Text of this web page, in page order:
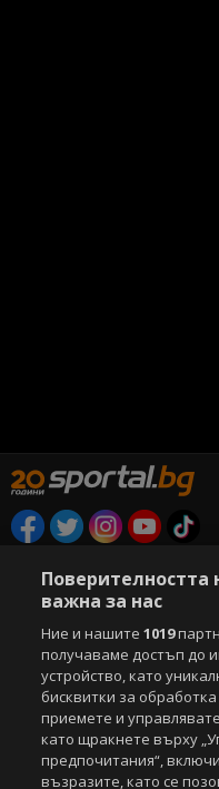
Този уебсайт е собственост на
За нас За рекламa
Етични правила на НСС
Управление на предпочитания
Съдържанието на този уеб
под закрила на Закона за
Всички статии, репортажи,
видео материали,
важна за нас
Ние и нашите1019
получаваме достъп до
устройство, като
бисквитки за
приемете и
като щракнете върху
предпочитания“,
възразите, като се